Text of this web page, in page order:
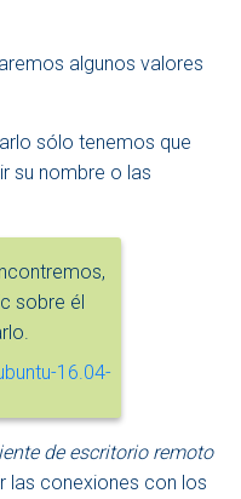
algunos valores
sólo tenemos que
su nombre o las
sobre él
de escritorio remoto
las conexiones con los